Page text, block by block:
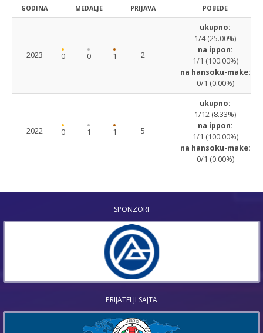
GODINA MEDALJE PRIJAVA POBEDE
2023 0 0 1 2
ukupno:
1/4 (25.00%)
na ippon:
1/1 (100.00%)
na hansoku-make:
0/1 (0.00%)
2022 0 1 1 5
ukupno:
1/12 (8.33%)
na ippon:
1/1 (100.00%)
na hansoku-make:
0/1 (0.00%)
SPONZORI
PRIJATELJI SAJTA